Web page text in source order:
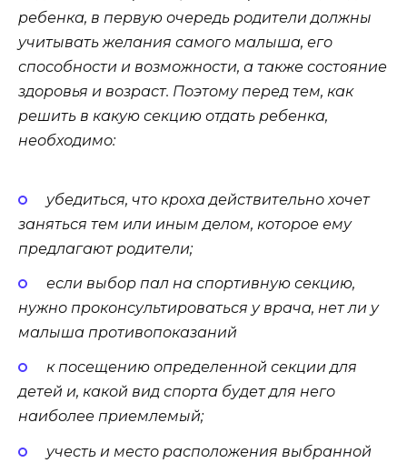
ребенка, в первую очередь родители должны
учитывать желания самого малыша, его
способности и возможности, а также состояние
здоровья и возраст. Поэтому перед тем, как
решить в какую секцию отдать ребенка,
необходимо:
убедиться, что кроха действительно хочет
заняться тем или иным делом, которое ему
предлагают родители;
если выбор пал на спортивную секцию,
нужно проконсультироваться у врача, нет ли у
малыша противопоказаний
к посещению определенной секции для
детей и, какой вид спорта будет для него
наиболее приемлемый;
учесть и место расположения выбранной